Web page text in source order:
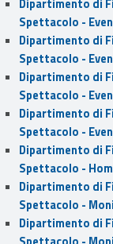
Dipartimento di
Spettacolo -
Dipartimento di
Spettacolo -
Dipartimento di
Spettacolo -
Dipartimento di
Spettacolo -
Dipartimento di
Spettacolo -
Dipartimento di
Spettacolo -
Dipartimento di